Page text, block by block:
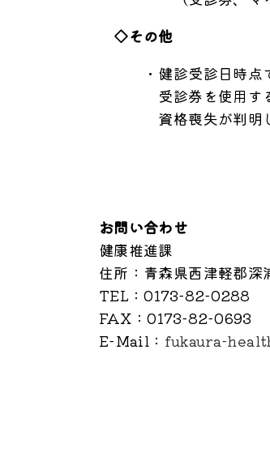
◇その他
・健診受診日時点で
受診券を使用するこ
資格喪失が判明した
お問い合わせ
健康推進課
住所 ：青森県西津軽郡
TEL ：0173-82-0288
FAX ：0173-82-0693
E-Mail ： fukaura-